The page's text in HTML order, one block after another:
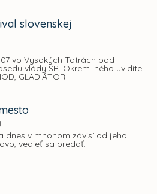
slovenskej
vo Vysokých Tatrách pod
vlády SR. Okrem iného uvidíte
GLADIÁTOR
dnes v mnohom závisí od jeho
vedieť sa predať.